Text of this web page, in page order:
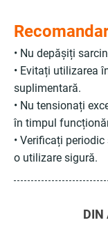
• Nu depășiți
• Evitați utilizarea
suplimentară.
• Nu tensionați
în timpul
• Verificați
o utilizare sigură.
DIN